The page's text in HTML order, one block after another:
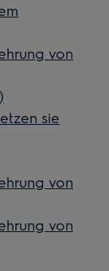
von
sie
von
von